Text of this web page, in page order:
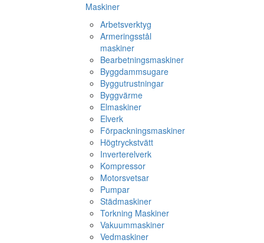
Maskiner
Arbetsverktyg
Armeringsstål
maskiner
Bearbetningsmaskiner
Byggdammsugare
Byggutrustningar
Byggvärme
Elmaskiner
Elverk
Förpackningsmaskiner
Högtryckstvätt
Inverterelverk
Kompressor
Motorsvetsar
Pumpar
Städmaskiner
Torkning Maskiner
Vakuummaskiner
Vedmaskiner